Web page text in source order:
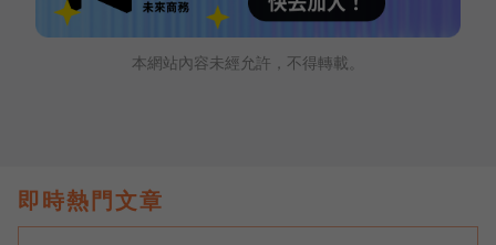
本網站內容未經允許，不得轉載。
即時熱門文章